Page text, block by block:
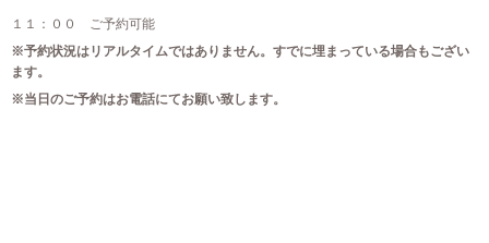
１１：００ ご予約可能
※予約状況はリアルタイムではありません。すでに埋まっている場合もござい
ます。
※当日のご予約はお電話にてお願い致します。